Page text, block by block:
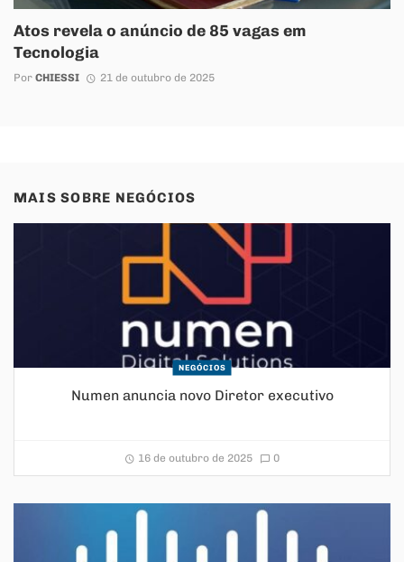
Atos revela o anúncio de 85 vagas em
Tecnologia
Por CHIESSI 21 de outubro de 2025
MAIS SOBRE NEGÓCIOS
NEGÓCIOS
Numen anuncia novo Diretor executivo
16 de outubro de 2025 0